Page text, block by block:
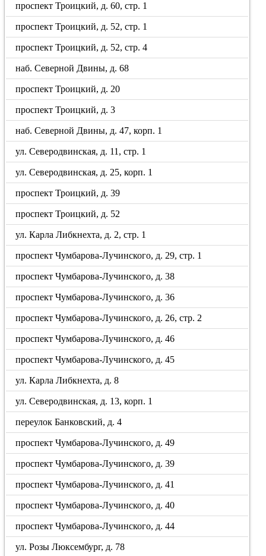
проспект Троицкий, д. 60, стр. 1
проспект Троицкий, д. 52, стр. 1
проспект Троицкий, д. 52, стр. 4
наб. Северной Двины, д. 68
проспект Троицкий, д. 20
проспект Троицкий, д. 3
наб. Северной Двины, д. 47, корп. 1
ул. Северодвинская, д. 11, стр. 1
ул. Северодвинская, д. 25, корп. 1
проспект Троицкий, д. 39
проспект Троицкий, д. 52
ул. Карла Либкнехта, д. 2, стр. 1
проспект Чумбарова-Лучинского, д. 29, стр. 1
проспект Чумбарова-Лучинского, д. 38
проспект Чумбарова-Лучинского, д. 36
проспект Чумбарова-Лучинского, д. 26, стр. 2
проспект Чумбарова-Лучинского, д. 46
проспект Чумбарова-Лучинского, д. 45
ул. Карла Либкнехта, д. 8
ул. Северодвинская, д. 13, корп. 1
переулок Банковский, д. 4
проспект Чумбарова-Лучинского, д. 49
проспект Чумбарова-Лучинского, д. 39
проспект Чумбарова-Лучинского, д. 41
проспект Чумбарова-Лучинского, д. 40
проспект Чумбарова-Лучинского, д. 44
ул. Розы Люксембург, д. 78